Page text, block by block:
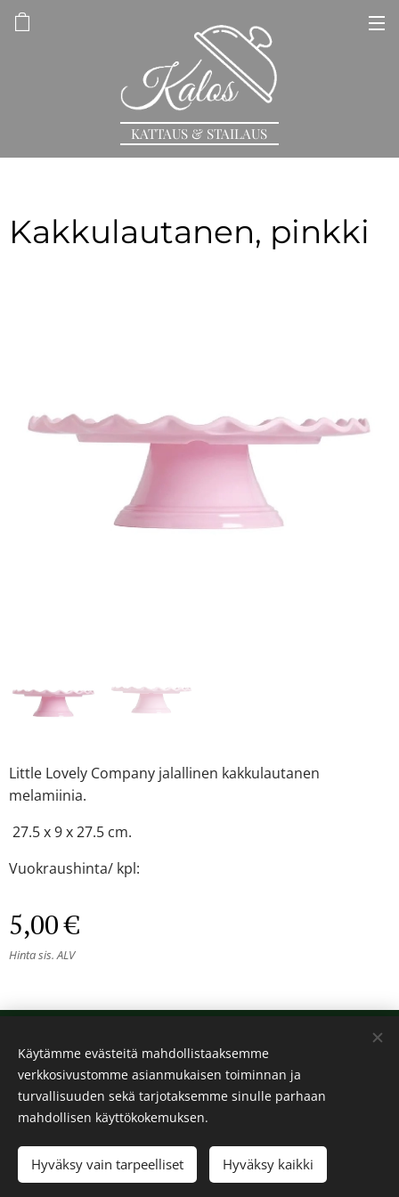
KATTAUS & STAILAUS
Kakkulautanen, pinkki
Little Lovely Company jalallinen kakkulautanen
melamiinia.
27.5 x 9 x 27.5 cm.
Vuokraushinta/ kpl:
5,00€
Hinta sis. ALV
Lisää ostoskoriin
Kalos
Evästeet
Käytämme evästeitä mahdollistaaksemme
verkkosivustomme asianmukaisen toiminnan ja
turvallisuuden sekä tarjotaksemme sinulle parhaan
mahdollisen käyttökokemuksen.
Hyväksy vain tarpeelliset Hyväksy kaikki